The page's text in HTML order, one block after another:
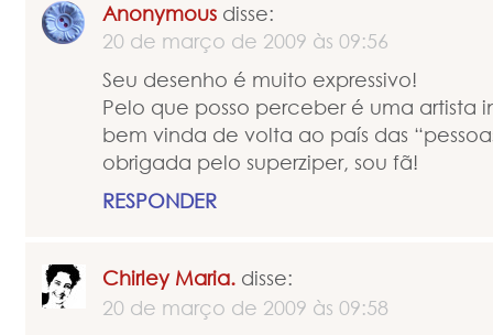
Anonymous disse:
20 de março de 2009 às 09:56
Seu desenho é muito expressivo!
Pelo que posso perceber é uma artista
bem vinda de volta ao país das
obrigada pelo superziper, sou fã!
RESPONDER
Chirley Maria. disse:
20 de março de 2009 às 09:58